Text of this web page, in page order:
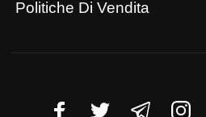
Politiche Di Vendita